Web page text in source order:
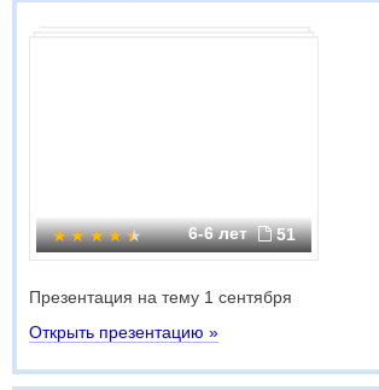
6-6 лет 51
Презентация на тему 1 сентября
Открыть презентацию »